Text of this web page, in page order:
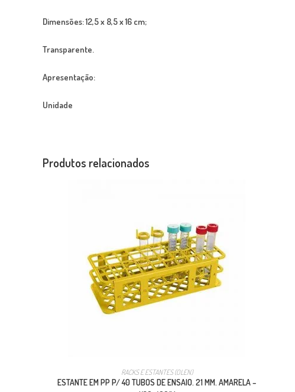
Dimensões: 12,5 x 8,5 x 16 cm;
Transparente.
Apresentação:
Unidade
Produtos relacionados
RACKS E ESTANTES (OLEN)
ESTANTE EM PP P/ 40 TUBOS DE ENSAIO. 21 MM. AMARELA –